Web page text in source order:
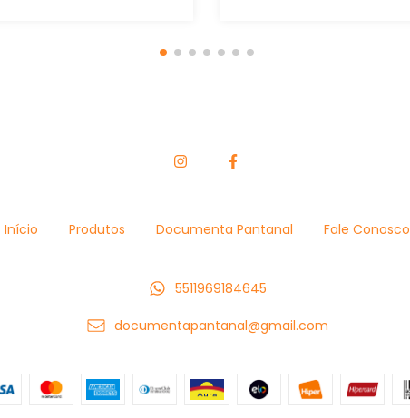
Início Produtos Documenta Pantanal Fale Conosco
5511969184645
documentapantanal@gmail.com